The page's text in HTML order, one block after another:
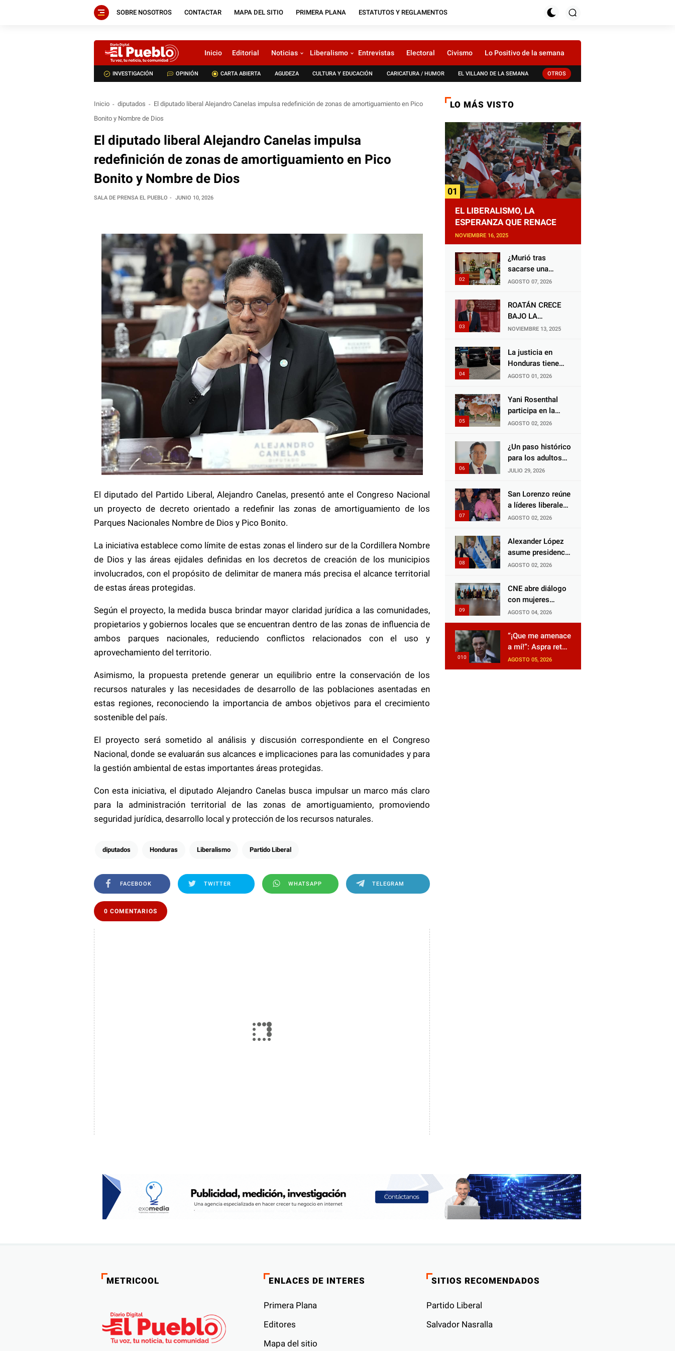
SOBRE NOSOTROS CONTACTAR MAPA DEL SITIO PRIMERA PLANA ESTATUTOS Y REGLAMENTOS
Inicio Editorial Noticias Liberalismo Entrevistas Electoral Civismo Lo Positivo de la semana
INVESTIGACIÓN OPINIÓN CARTA ABIERTA AGUDEZA CULTURA Y EDUCACIÓN CARICATURA / HUMOR EL VILLANO DE LA SEMANA OTROS
Inicio diputados
El diputado liberal Alejandro Canelas impulsa redefinición de zonas de amortiguamiento en Pico
Bonito y Nombre de Dios
El diputado liberal Alejandro Canelas impulsa
redefinición de zonas de amortiguamiento en Pico
Bonito y Nombre de Dios
SALA DE PRENSA EL PUEBLO JUNIO 10, 2026
El diputado del Partido Liberal, Alejandro Canelas, presentó ante el Congreso Nacional
un proyecto de decreto orientado a redefinir las zonas de amortiguamiento de los
Parques Nacionales Nombre de Dios y Pico Bonito.
La iniciativa establece como límite de estas zonas el lindero sur de la Cordillera Nombre
de Dios y las áreas ejidales definidas en los decretos de creación de los municipios
involucrados, con el propósito de delimitar de manera más precisa el alcance territorial
de estas áreas protegidas.
Según el proyecto, la medida busca brindar mayor claridad jurídica a las comunidades,
propietarios y gobiernos locales que se encuentran dentro de las zonas de influencia de
ambos parques nacionales, reduciendo conflictos relacionados con el uso y
aprovechamiento del territorio.
Asimismo, la propuesta pretende generar un equilibrio entre la conservación de los
recursos naturales y las necesidades de desarrollo de las poblaciones asentadas en
estas regiones, reconociendo la importancia de ambos objetivos para el crecimiento
sostenible del país.
El proyecto será sometido al análisis y discusión correspondiente en el Congreso
Nacional, donde se evaluarán sus alcances e implicaciones para las comunidades y para
la gestión ambiental de estas importantes áreas protegidas.
Con esta iniciativa, el diputado Alejandro Canelas busca impulsar un marco más claro
para la administración territorial de las zonas de amortiguamiento, promoviendo
seguridad jurídica, desarrollo local y protección de los recursos naturales.
diputados Honduras Liberalismo Partido Liberal
FACEBOOK TWITTER WHATSAPP TELEGRAM
0 COMENTARIOS
LO MÁS VISTO
EL LIBERALISMO, LA
ESPERANZA QUE RENACE
NOVIEMBRE 16, 2025
¿Murió tras
sacarse una
muela? Familia de
justicia por
presunta mala
AGOSTO 07, 2026
ROATÁN CRECE
BAJO LA
ALCALDÍA DE RON
GESTOR ALIADO
DE LA
NOVIEMBRE 13, 2025
La justicia en
Honduras tiene
una deuda
animales, y
negarse a castigar
Choloma es
consolidar un
Estado que
y abandona al
inocente.
AGOSTO 01, 2026
Yani Rosenthal
participa en la
Feria Nacional
2026
AGOSTO 02, 2026
¿Un paso histórico
para los adultos
mayores?
impulsada por el
diputado Salomón
Honduras
JULIO 29, 2026
San Lorenzo reúne
a líderes liberales
en jornada de
unidad
AGOSTO 02, 2026
Alexander López
asume presidencia
del Consejo
de El Progreso
para el Censo
AGOSTO 02, 2026
CNE abre diálogo
con mujeres
políticas para
impulsar reformas
electorales
AGOSTO 04, 2026
“¡Que me amenace
a mí!”: Aspra reta
a JOH y exige que
siga tras las rejas
AGOSTO 05, 2026
METRICOOL ENLACES DE INTERES
Primera Plana
Editores
Mapa del sitio
SITIOS RECOMENDADOS
Partido Liberal
Salvador Nasralla